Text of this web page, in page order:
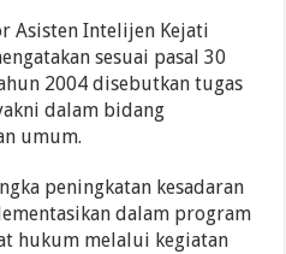
Asisten Intelijen Kejati
sesuai pasal 30
2004 disebutkan tugas
dalam bidang
umum.
peningkatan kesadaran
dalam program
hukum melalui kegiatan